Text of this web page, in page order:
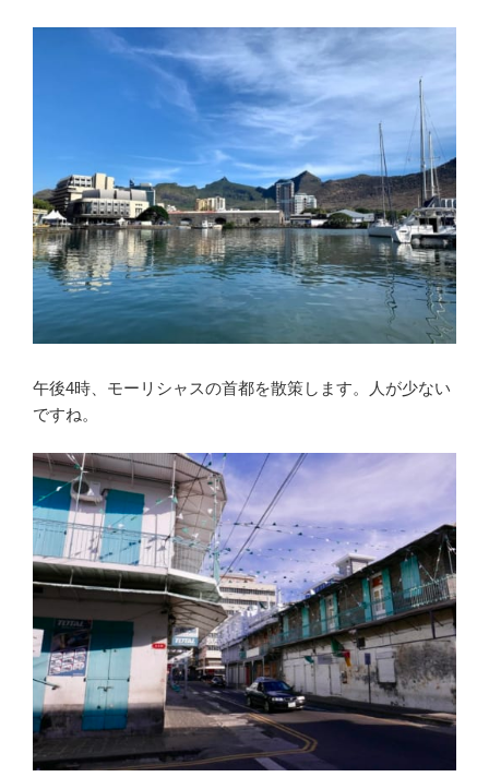
午後4時、モーリシャスの首都を散策します。人が少ない
ですね。